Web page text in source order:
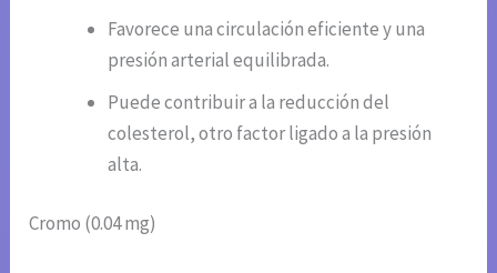
Favorece una circulación eficiente y una
presión arterial equilibrada.
Puede contribuir a la reducción del
colesterol, otro factor ligado a la presión
alta.
Cromo (0.04 mg)